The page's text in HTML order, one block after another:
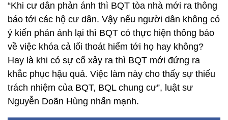
“Khi cư dân phản ánh thì BQT tòa nhà mới ra thông
báo tới các hộ cư dân. Vậy nếu người dân không có
ý kiến phản ánh lại thì BQT có thực hiện thông báo
về việc khóa cả lối thoát hiểm tới họ hay không?
Hay là khi có sự cố xảy ra thì BQT mới đứng ra
khắc phục hậu quả. Việc làm này cho thấy sự thiếu
trách nhiệm của BQT, BQL chung cư”, luật sư
Nguyễn Doãn Hùng nhấn mạnh.